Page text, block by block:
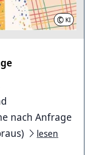
© KI
nach Anfrage
lesen